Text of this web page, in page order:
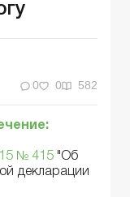
0 0 582
№ 415 "Об
декларации